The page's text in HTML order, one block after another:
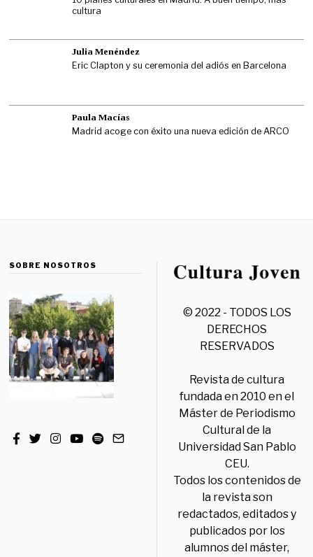
cultura
Julia Menéndez
Eric Clapton y su ceremonia del adiós en Barcelona
Paula Macías
Madrid acoge con éxito una nueva edición de ARCO
SOBRE NOSOTROS
© 2022 - TODOS LOS
DERECHOS
RESERVADOS
Revista de cultura
fundada en 2010 en el
Máster de Periodismo
Cultural de la
Universidad San Pablo
CEU.
Todos los contenidos de
la revista son
redactados, editados y
publicados por los
alumnos del máster,